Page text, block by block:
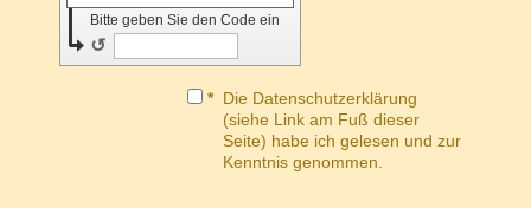
Bitte geben Sie den Code ein
↺
* Die Datenschutzerklärung
(siehe Link am Fuß dieser
Seite) habe ich gelesen und zur
Kenntnis genommen.